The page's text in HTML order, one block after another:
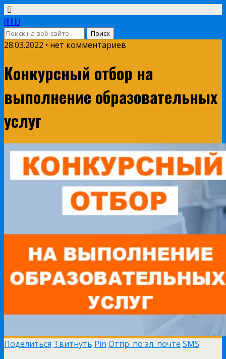
ИННО
28.03.2022 • нет комментариев
Конкурсный отбор на
выполнение образовательных
услуг
Поделиться Твитнуть Pin Отпр. по эл. почте SMS